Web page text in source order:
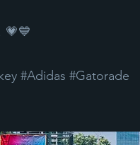
💗💙
#Adidas #Gatorade